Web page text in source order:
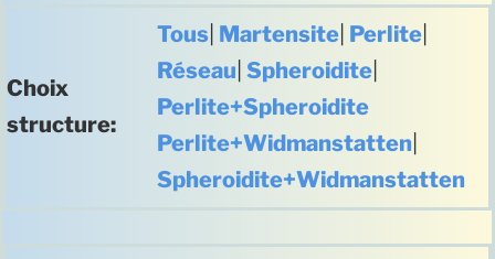
Choix
structure:
Tous Martensite Perlite
Réseau Spheroidite
Perlite+Spheroidite
Perlite+Widmanstatten
Spheroidite+Widmanstatten